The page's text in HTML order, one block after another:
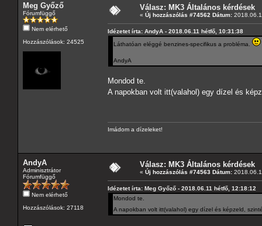
Meg Győző
Fórumfüggő
Nem elérhető
Hozzászólások: 24525
Válasz: MK3 Általános kérdések
« Új hozzászólás #74562 Dátum:
Idézetet írta: AndyA - 2018.06.11 hétfő, 10:31:38
Láthatóan eléggé benzines-specifikus a probléma.
AndyA
Mondod te.
A napokban volt itt(valahol) egy dízel és
Imádom a dízeleket!
AndyA
Adminisztrátor
Fórumfüggő
Nem elérhető
Hozzászólások: 27118
Válasz: MK3 Általános kérdések
« Új hozzászólás #74563 Dátum:
Idézetet írta: Meg Győző - 2018.06.11 hétfő, 12:18:12
Mondod te.
A napokban volt itt(valahol) egy dízel és képzeld,